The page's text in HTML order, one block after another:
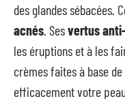
des glandes sébacées.
acnés . Sesvertus
les éruptions et à les
crèmes faites à base
efficacement votre